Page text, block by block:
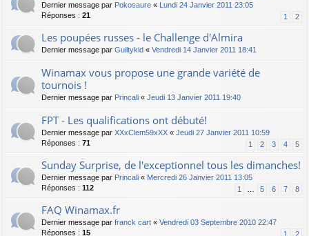
Dernier message par Pokosaure « Lundi 24 Janvier 2011 23:05
Réponses : 21 1 2
Les poupées russes - le Challenge d'Almira
Dernier message par Guiltykid « Vendredi 14 Janvier 2011 18:41
Winamax vous propose une grande variété de
tournois !
Dernier message par Princali « Jeudi 13 Janvier 2011 19:40
FPT - Les qualifications ont débuté!
Dernier message par XXxClem59xXX « Jeudi 27 Janvier 2011 10:59
Réponses : 71 1 2 3 4 5
Sunday Surprise, de l'exceptionnel tous les dimanches!
Dernier message par Princali « Mercredi 26 Janvier 2011 13:05
Réponses : 112 1 5 6 7 8
FAQ Winamax.fr
Dernier message par franck cart « Vendredi 03 Septembre 2010 22:47
Réponses : 15 1 2